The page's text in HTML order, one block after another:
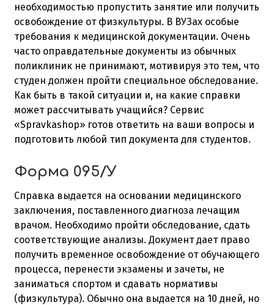
необходимостью пропустить занятие или получить
освобождение от физкультуры. В ВУЗах особые
требования к медицинской документации. Очень
часто оправдательные документы из обычных
поликлиник не принимают, мотивируя это тем, что
студен должен пройти специальное обследование.
Как быть в такой ситуации и, на какие справки
может рассчитывать учащийся? Сервис
«Spravkashop» готов ответить на ваши вопросы и
подготовить любой тип документа для студентов.
Форма 095/У
Справка выдается на основании медицинского
заключения, поставленного диагноза лечащим
врачом. Необходимо пройти обследование, сдать
соответствующие анализы. Документ дает право
получить временное освобождение от обучающего
процесса, перенести экзамены и зачеты, не
заниматься спортом и сдавать нормативы
(физкультура). Обычно она выдается на 10 дней, но